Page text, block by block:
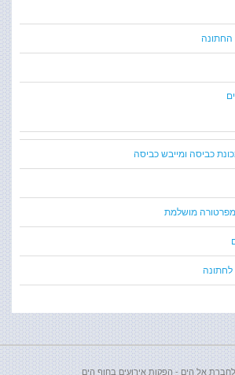
החתונה
כביסה ומייבש כביסה
מושלמת
לחתונה
אל הים - הפקות אירועים בחוף הים